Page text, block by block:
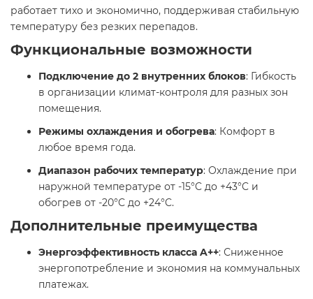
работает тихо и экономично, поддерживая стабильную
температуру без резких перепадов.
Функциональные возможности
Подключение до 2 внутренних блоков: Гибкость
в организации климат-контроля для разных зон
помещения. ​
Режимы охлаждения и обогрева: Комфорт в
любое время года. ​
Диапазон рабочих температур: Охлаждение при
наружной температуре от -15°C до +43°C и
обогрев от -20°C до +24°C. ​
Дополнительные преимущества
Энергоэффективность класса A++: Сниженное
энергопотребление и экономия на коммунальных
платежах. ​